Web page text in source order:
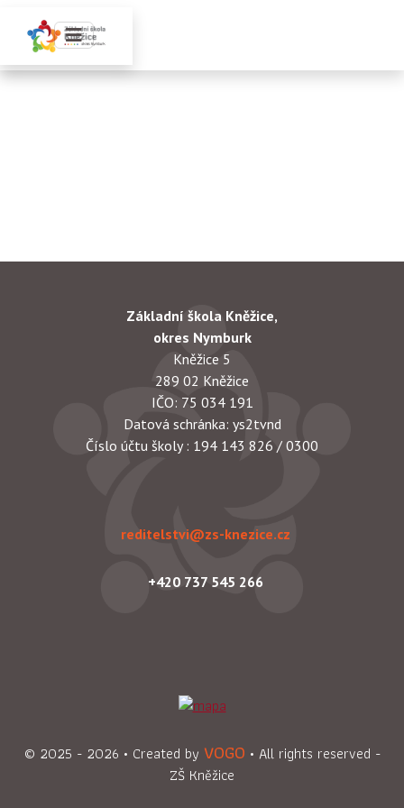
Základní škola Kněžice,
okres Nymburk
Kněžice 5
289 02 Kněžice
IČO: 75 034 191
Datová schránka: ys2tvnd
Číslo účtu školy : 194 143 826 / 0300
reditelstvi@zs-knezice.cz
+420 737 545 266
© 2025 - 2026 • Created by VOGO • All rights reserved -
ZŠ Kněžice